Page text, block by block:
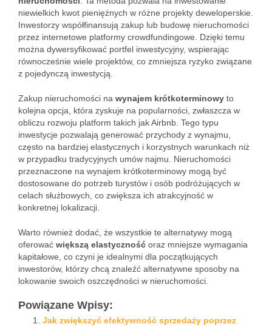
niewielkich kwot pieniężnych w różne projekty deweloperskie.
Inwestorzy współfinansują zakup lub budowę nieruchomości
przez internetowe platformy crowdfundingowe. Dzięki temu
można dywersyfikować portfel inwestycyjny, wspierając
równocześnie wiele projektów, co zmniejsza ryzyko związane
z pojedynczą inwestycją.
Zakup nieruchomości na wynajem krótkoterminowy to
kolejna opcja, która zyskuje na popularności, zwłaszcza w
obliczu rozwoju platform takich jak Airbnb. Tego typu
inwestycje pozwalają generować przychody z wynajmu,
często na bardziej elastycznych i korzystnych warunkach niż
w przypadku tradycyjnych umów najmu. Nieruchomości
przeznaczone na wynajem krótkoterminowy mogą być
dostosowane do potrzeb turystów i osób podróżujących w
celach służbowych, co zwiększa ich atrakcyjność w
konkretnej lokalizacji.
Warto również dodać, że wszystkie te alternatywy mogą
oferować większą elastyczność oraz mniejsze wymagania
kapitałowe, co czyni je idealnymi dla początkujących
inwestorów, którzy chcą znaleźć alternatywne sposoby na
lokowanie swoich oszczędności w nieruchomości.
Powiązane Wpisy:
Jak zwiększyć efektywność sprzedaży poprzez